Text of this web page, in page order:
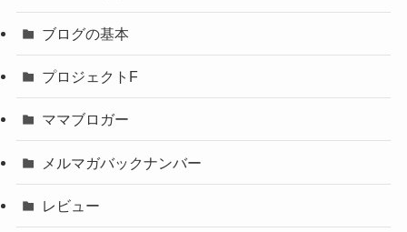
ブログの基本
プロジェクトF
ママブロガー
メルマガバックナンバー
レビュー